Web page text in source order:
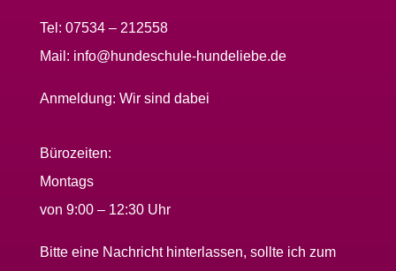
Tel: 07534 – 212558
Mail: info@hundeschule-hundeliebe.de
Anmeldung: Wir sind dabei
Bürozeiten:
Montags
von 9:00 – 12:30 Uhr
Bitte eine Nachricht hinterlassen, sollte ich zum